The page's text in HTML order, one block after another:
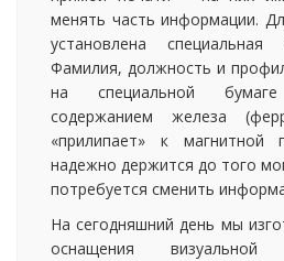
менять часть информации.
установлена специальная
Фамилия, должность и
на специальной
содержанием железа
«прилипает» к магнитной
надежно держится до того
потребуется сменить
На сегодняшний день мы
оснащения